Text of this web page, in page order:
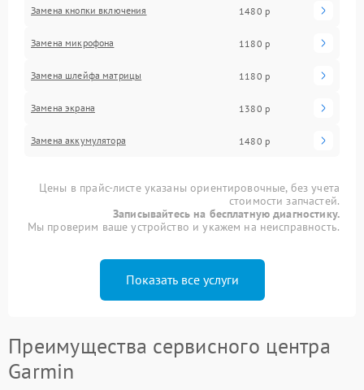
Замена кнопки включения 1480 р
Замена микрофона 1180 р
Замена шлейфа матрицы 1180 р
Замена экрана 1380 р
Замена аккумулятора 1480 р
Цены в прайс-листе указаны ориентировочные, без учета
стоимости запчастей.
Записывайтесь на бесплатную диагностику.
Мы проверим ваше устройство и укажем на неисправность.
Показать все услуги
Преимущества сервисного центра
Garmin